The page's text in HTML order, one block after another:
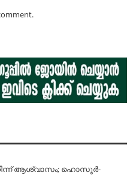
ആശ്വാസം; ഹൊസൂര്‍-